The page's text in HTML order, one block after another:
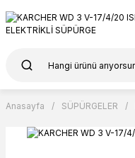
Anasayfa SÜPÜRGELER